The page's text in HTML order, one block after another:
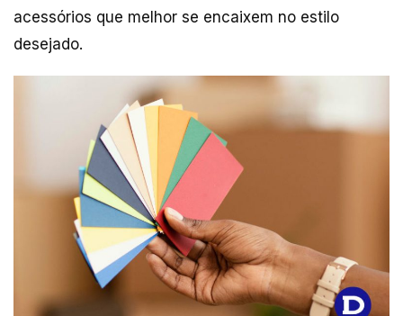
acessórios que melhor se encaixem no estilo
desejado.